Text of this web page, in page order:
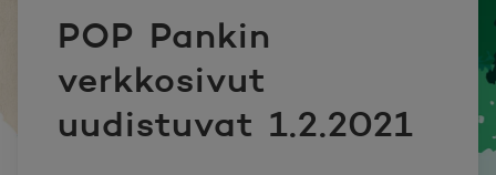
POP Pankin
verkkosivut
uudistuvat 1.2.2021